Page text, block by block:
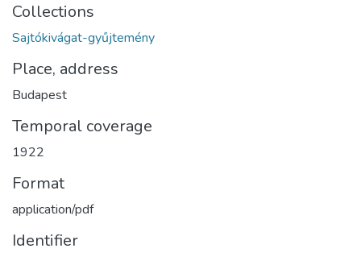
Collections
Sajtókivágat-gyűjtemény
Place, address
Budapest
Temporal coverage
1922
Format
application/pdf
Identifier